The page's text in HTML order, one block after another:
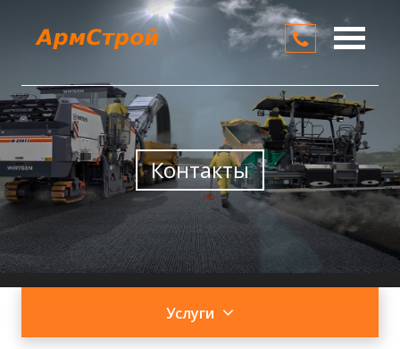
О компании
Услуги
Цены
Контакты
Контакты
Услуги